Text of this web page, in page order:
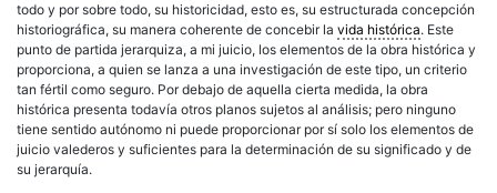
todo y por sobre todo, su historicidad, esto es, su estructurada concepción
historiográfica, su manera coherente de concebir la vida histórica. Este
punto de partida jerarquiza, a mi juicio, los elementos de la obra histórica y
proporciona, a quien se lanza a una investigación de este tipo, un criterio
tan fértil como seguro. Por debajo de aquella cierta medida, la obra
histórica presenta todavía otros planos sujetos al análisis; pero ninguno
tiene sentido autónomo ni puede proporcionar por sí solo los elementos de
juicio valederos y suficientes para la determinación de su significado y de
su jerarquía.